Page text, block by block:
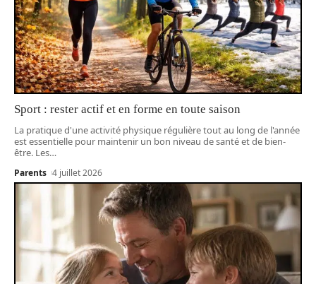
Sport : rester actif et en forme en toute saison
La pratique d'une activité physique régulière tout au long de l'année
est essentielle pour maintenir un bon niveau de santé et de bien-
être. Les…
Parents 4 juillet 2026